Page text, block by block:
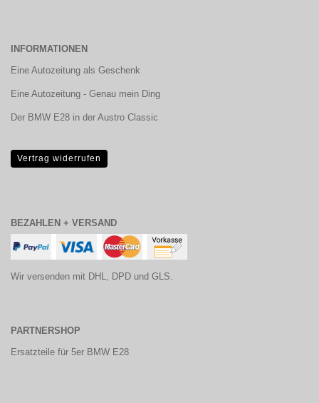
INFORMATIONEN
Eine Autozeitung als Geschenk
Eine Autozeitung - Genau mein Ding
Der BMW E28 in der Austro Classic
Vertrag widerrufen
BEZAHLEN + VERSAND
Wir versenden mit DHL, DPD und GLS.
PARTNERSHOP
Ersatzteile für 5er BMW E28